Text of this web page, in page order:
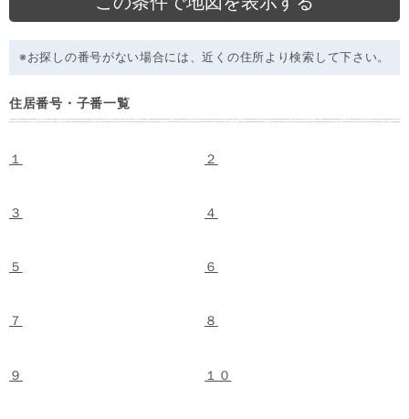
※お探しの番号がない場合には、近くの住所より検索して下さい。
住居番号・子番一覧
１ ２
３ ４
５ ６
７ ８
９ １０